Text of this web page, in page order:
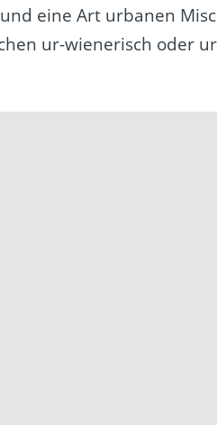
eine Art urbanen
ur-wienerisch oder